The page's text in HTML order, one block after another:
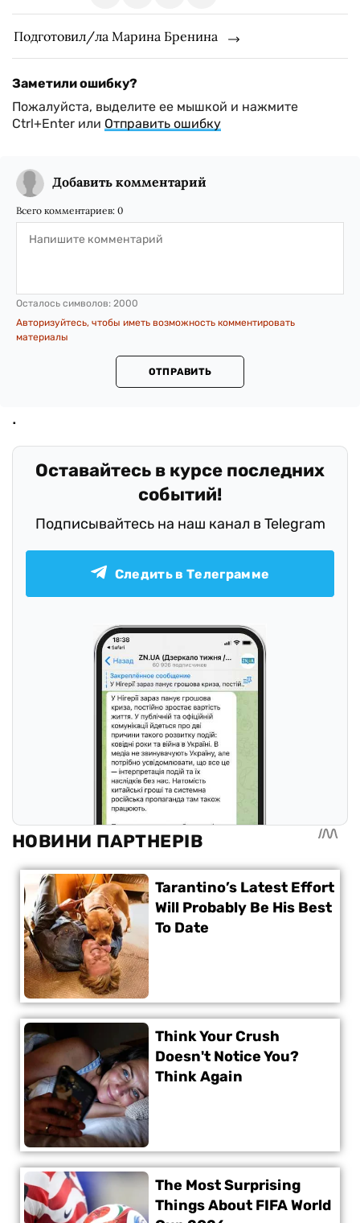
Подготовил/ла Марина Бренина
Заметили ошибку?
Пожалуйста, выделите ее мышкой и нажмите
Ctrl+Enter или Отправить ошибку
Добавить комментарий
Всего комментариев: 0
Осталось символов: 2000
Авторизуйтесь, чтобы иметь возможность комментировать
материалы
ОТПРАВИТЬ
Оставайтесь в курсе последних
событий!
Подписывайтесь на наш канал в Telegram
Следить в Телеграмме